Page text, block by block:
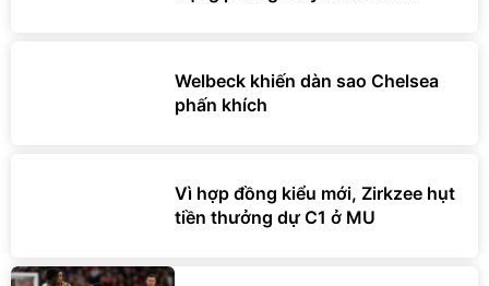
Welbeck khiến dàn sao Chelsea
phấn khích
Vì hợp đồng kiểu mới, Zirkzee hụt
tiền thưởng dự C1 ở MU